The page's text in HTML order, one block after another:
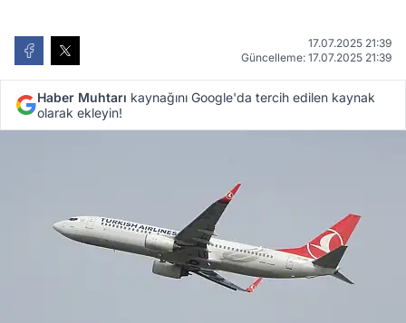
17.07.2025 21:39
Güncelleme: 17.07.2025 21:39
Haber Muhtarı kaynağını Google'da tercih edilen kaynak
olarak ekleyin!